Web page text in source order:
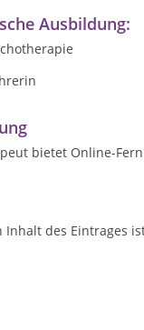
Ausbildung:
bietet Online-
des Eintrages